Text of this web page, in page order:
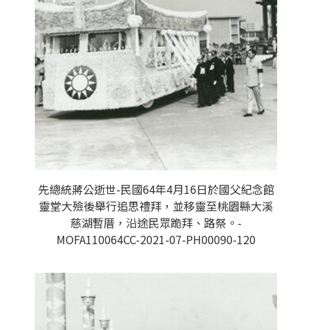
先總統蔣公逝世-民國64年4月16日於國父紀念館
靈堂大殮後舉行追思禮拜，並移靈至桃園縣大溪
慈湖暫厝，沿途民眾跪拜、路祭。-
MOFA110064CC-2021-07-PH00090-120